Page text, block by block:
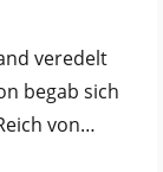
veredelt
begab sich
von…